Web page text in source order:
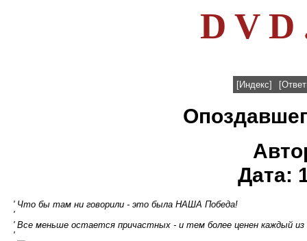
D V D
[Индекс]
Дата:
' Что бы там ни говорили - это была НАША Победа!
'
' Все меньше остается причастных - и тем более ценен каждый из
'